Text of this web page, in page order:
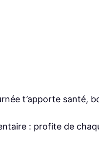
t’apporte santé,
: profite de